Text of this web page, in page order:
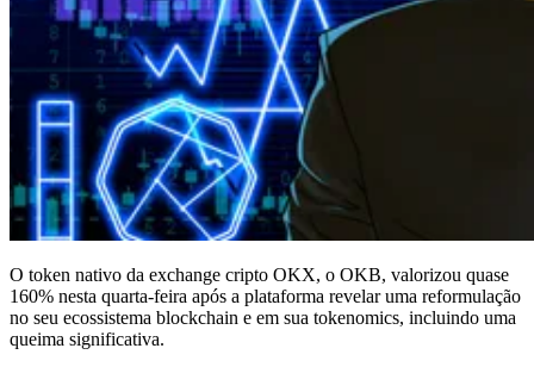
O token nativo da exchange cripto OKX, o OKB, valorizou quase
160% nesta quarta-feira após a plataforma revelar uma reformulação
no seu ecossistema blockchain e em sua tokenomics, incluindo uma
queima significativa.